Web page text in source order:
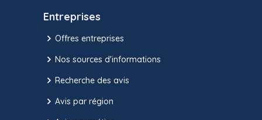
Entreprises
Offres entreprises
Nos sources d'informations
Recherche des avis
Avis par région